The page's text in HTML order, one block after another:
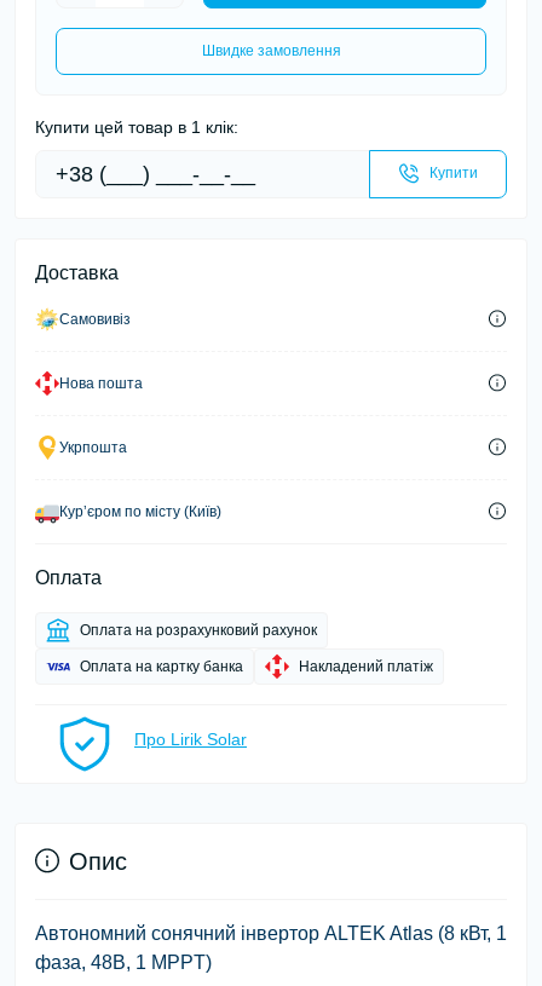
Швидке замовлення
Купити цей товар в 1 клік:
Купити
Доставка
Самовивіз
Нова пошта
Укрпошта
Курʼєром по місту (Київ)
Оплата
Оплата на розрахунковий рахунок
Оплата на картку банка Накладений платіж
Про Lirik Solar
Опис
Автономний сонячний інвертор ALTEK Atlas (8 кВт, 1
фаза, 48В, 1 MPPT)